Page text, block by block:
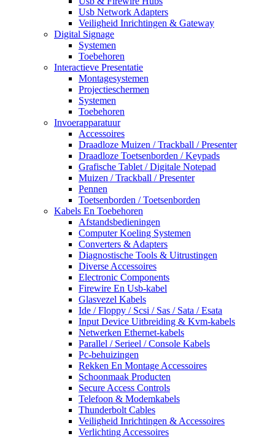
Usb Network Adapters
Veiligheid Inrichtingen & Gateway
Digital Signage
Systemen
Toebehoren
Interactieve Presentatie
Montagesystemen
Projectieschermen
Systemen
Toebehoren
Invoerapparatuur
Accessoires
Draadloze Muizen / Trackball / Presenter
Draadloze Toetsenborden / Keypads
Grafische Tablet / Digitale Notepad
Muizen / Trackball / Presenter
Pennen
Toetsenborden / Toetsenborden
Kabels En Toebehoren
Afstandsbedieningen
Computer Koeling Systemen
Converters & Adapters
Diagnostische Tools & Uitrustingen
Diverse Accessoires
Electronic Components
Firewire En Usb-kabel
Glasvezel Kabels
Ide / Floppy / Scsi / Sas / Sata / Esata
Input Device Uitbreiding & Kvm-kabels
Netwerken Ethernet-kabels
Parallel / Serieel / Console Kabels
Pc-behuizingen
Rekken En Montage Accessoires
Schoonmaak Producten
Secure Access Controls
Telefoon & Modemkabels
Thunderbolt Cables
Veiligheid Inrichtingen & Accessoires
Verlichting Accessoires